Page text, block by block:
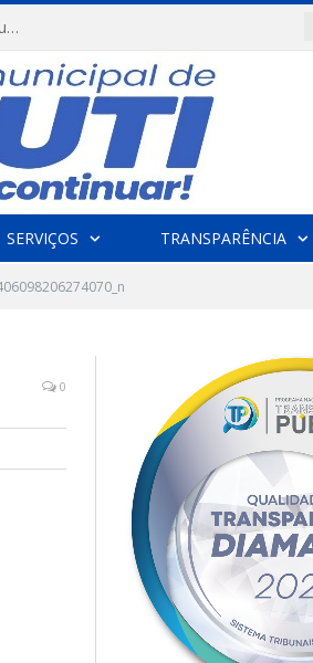
FESTRIBAL 2026 – No Coração da Amazônia. Apresentação da Munduruku.
SERVIÇOS TRANSPARÊNCIA
0